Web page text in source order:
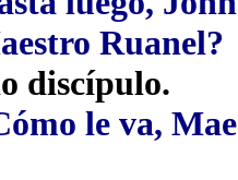
Ruanel?
discípulo.
le va,